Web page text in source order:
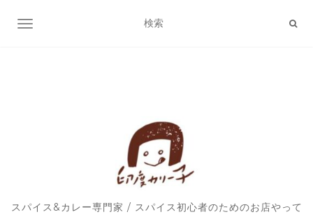
ナビゲーション切り替え
スパイス&カレー専門家 / スパイス初心者のためのお店やって